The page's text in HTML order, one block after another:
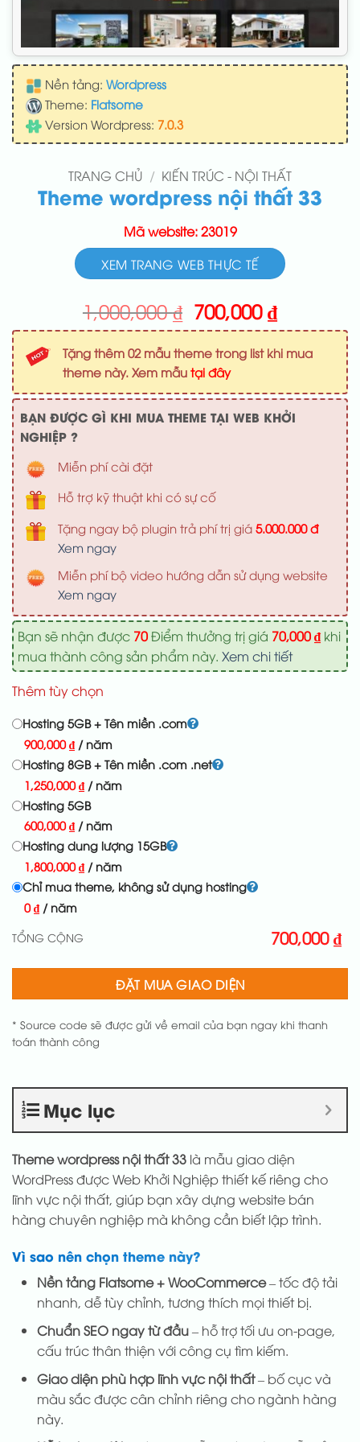
Nền tảng: Wordpress
Theme: Flatsome
Version Wordpress: 7.0.3
TRANG CHỦ / KIẾN TRÚC - NỘI THẤT
Theme wordpress nội thất 33
Mã website: 23019
XEM TRANG WEB THỰC TẾ
1,000,000₫ Giá
gốc
là:
1,000,000 ₫.
700,000₫Giá
hiện
tại
700,000
Tặng thêm 02 mẫu theme trong list khi mua
theme này. Xem mẫu tại đây
BẠN ĐƯỢC GÌ KHI MUA THEME TẠI WEB KHỞI
NGHIỆP ?
Miễn phí cài đặt
Hỗ trợ kỹ thuật khi có sự cố
Tặng ngay bộ plugin trả phí trị giá 5.000.000 đ
Xem ngay
Miễn phí bộ video hướng dẫn sử dụng website
Xem ngay
Bạn sẽ nhận được 70Điểm thưởng trị giá 70,000₫khi
mua thành công sản phẩm này. Xem chi tiết
Thêm tùy chọn
Hosting 5GB + Tên miền .com
900,000₫ / năm
Hosting 8GB + Tên miền .com .net
1,250,000₫ / năm
Hosting 5GB
600,000₫ / năm
Hosting dung lượng 15GB
1,800,000₫ / năm
Chỉ mua theme, không sử dụng hosting
0₫ / năm
TỔNG CỘNG
700,000₫
ĐẶT MUA GIAO DIỆN
* Source code sẽ được gửi về email của bạn ngay khi thanh
toán thành công
Mục lục
Theme wordpress nội thất 33 là mẫu giao diện
WordPress được Web Khởi Nghiệp thiết kế riêng cho
lĩnh vực nội thất, giúp bạn xây dựng website bán
hàng chuyên nghiệp mà không cần biết lập trình.
Vì sao nên chọn theme này?
Nền tảng Flatsome + WooCommerce– tốc độ tải
nhanh, dễ tùy chỉnh, tương thích mọi thiết bị.
Chuẩn SEO ngay từ đầu– hỗ trợ tối ưu on-page,
cấu trúc thân thiện với công cụ tìm kiếm.
Giao diện phù hợp lĩnh vực nội thất– bố cục và
màu sắc được cân chỉnh riêng cho ngành hàng
này.